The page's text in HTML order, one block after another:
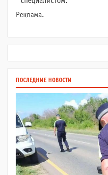
Реклама.
ПОСЛЕДНИЕ НОВОСТИ